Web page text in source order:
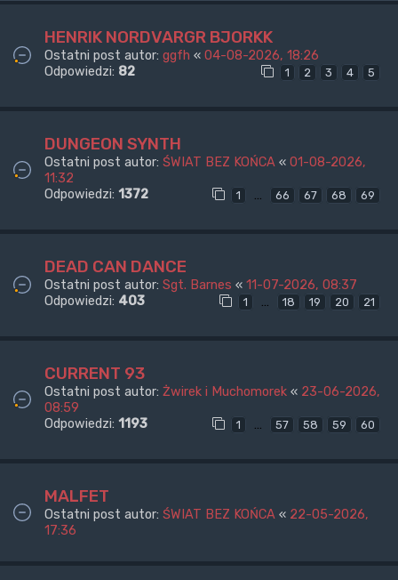
HENRIK NORDVARGR BJORKK
Ostatni post autor: ggfh « 04-08-2026, 18:26
Odpowiedzi: 82 1 2 3 4 5
DUNGEON SYNTH
Ostatni post autor: ŚWIAT BEZ KOŃCA « 01-08-2026,
11:32
Odpowiedzi: 1372 1 … 66 67 68 69
DEAD CAN DANCE
Ostatni post autor: Sgt. Barnes « 11-07-2026, 08:37
Odpowiedzi: 403 1 … 18 19 20 21
CURRENT 93
Ostatni post autor: Żwirek i Muchomorek « 23-06-2026,
08:59
Odpowiedzi: 1193 1 … 57 58 59 60
MALFET
Ostatni post autor: ŚWIAT BEZ KOŃCA « 22-05-2026,
17:36